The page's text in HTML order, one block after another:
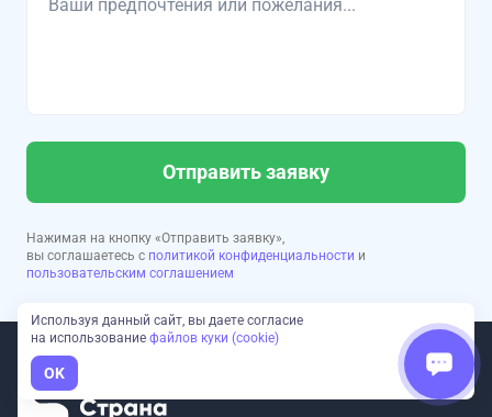
Отправить заявку
Нажимая на кнопку «Отправить заявку»,
вы соглашаетесь с политикой конфиденциальности и
пользовательским соглашением
Используя данный сайт, вы даете согласие
на использование файлов куки (cookie)
OK